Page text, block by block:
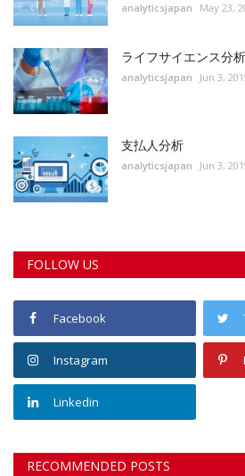
analyticsjapan May 23,
ライフサイエンス分析
analyticsjapan Jun 3,
支払人分析
analyticsjapan Jun 3,
FOLLOW US
Facebook
Instagram
Linkedin
RECOMMENDED POSTS